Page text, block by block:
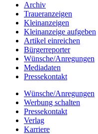
Archiv
Traueranzeigen
Kleinanzeigen
Kleinanzeige aufgeben
Artikel einreichen
Bürgerreporter
Wünsche/Anregungen
Mediadaten
Pressekontakt
Wünsche/Anregungen
Werbung schalten
Pressekontakt
Verlag
Karriere